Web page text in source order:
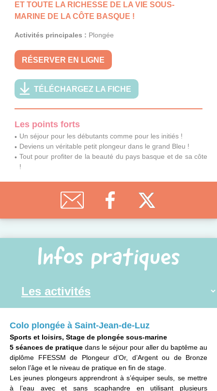
ET TOUTE LA RICHESSE DE LA VIE SOUS-
MARINE DE LA CÔTE BASQUE !
Activités principales : Plongée
RÉSERVER EN LIGNE
TÉLÉCHARGEZ LA FICHE
Les points forts
Un séjour pour les débutants comme pour les initiés !
Deviens un véritable petit plongeur dans le grand Bleu !
Tout pour profiter de la beauté du pays basque et de sa côte
!
Infos pratiques
Colo plongée à Saint-Jean-de-Luz
Sports et loisirs, Stage de plongée sous-marine
5 séances de pratique dans le séjour pour aller du baptême au
diplôme FFESSM de Plongeur d’Or, d’Argent ou de Bronze
selon l’âge et le niveau de pratique en fin de stage.
Les jeunes plongeurs apprendront à s’équiper seuls, se mettre
à l’eau avec et sans scaphandre en utilisant plusieurs